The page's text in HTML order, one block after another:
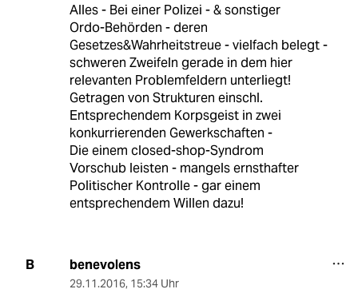
Alles - Bei einer Polizei - & sonstiger
Ordo-Behörden - deren
Gesetzes&Wahrheitstreue - vielfach belegt -
schweren Zweifeln gerade in dem hier
relevanten Problemfeldern unterliegt!
Getragen von Strukturen einschl.
Entsprechendem Korpsgeist in zwei
konkurrierenden Gewerkschaften -
Die einem closed-shop-Syndrom
Vorschub leisten - mangels ernsthafter
Politischer Kontrolle - gar einem
entsprechendem Willen dazu!
B benevolens
29.11.2016, 15:34 Uhr